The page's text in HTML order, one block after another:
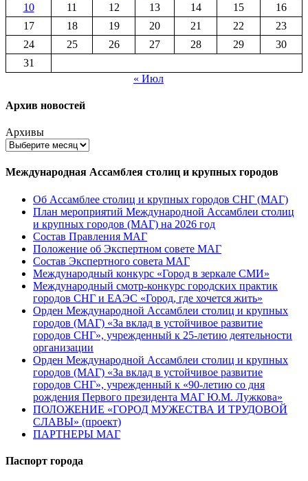
10
11 12 13 14 15
16
17
18 19 20 21 22
23
24
25 26 27 28 29
30
31
« Июл
Архив новостей
Архивы
Международная Ассамблея столиц и крупных городов
Об Ассамблее столиц и крупных городов СНГ (МАГ)
План мероприятий Международной Ассамблеи столиц
и крупных городов (МАГ) на 2026 год
Состав Правления МАГ
Положение об Экспертном совете МАГ
Состав Экспертного совета МАГ
Международный конкурс «Город в зеркале СМИ»
Международный смотр-конкурс городских практик
городов СНГ и ЕАЭС «Город, где хочется жить»
Орден Международной Ассамблеи столиц и крупных
городов (МАГ) «За вклад в устойчивое развитие
городов СНГ», учрежденный к 25-летию деятельности
организации
Орден Международной Ассамблеи столиц и крупных
городов (МАГ) «За вклад в устойчивое развитие
городов СНГ», учрежденный к «90-летию со дня
рождения Первого президента МАГ Ю.М. Лужкова»
ПОЛОЖЕНИЕ «ГОРОД МУЖЕСТВА И ТРУДОВОЙ
СЛАВЫ» (проект)
ПАРТНЕРЫ МАГ
Паспорт города